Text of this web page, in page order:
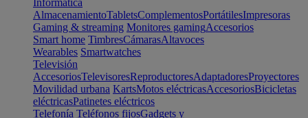
Informática
AlmacenamientoTabletsComplementosPortátilesImpresoras
Gaming & streaming Monitores gamingAccesorios
Smart home TimbresCámarasAltavoces
Wearables Smartwatches
Televisión
AccesoriosTelevisoresReproductoresAdaptadoresProyectores
Movilidad urbana KartsMotos eléctricasAccesoriosBicicletas
eléctricasPatinetes eléctricos
Telefonía Teléfonos fijosGadgets y